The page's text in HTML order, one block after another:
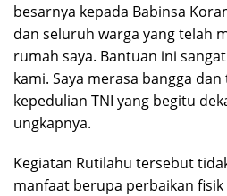
besarnya kepada Babinsa
dan seluruh warga yang telah
rumah saya. Bantuan ini
kami. Saya merasa bangga
kepedulian TNI yang begitu
ungkapnya.
Kegiatan Rutilahu tersebut
manfaat berupa perbaikan